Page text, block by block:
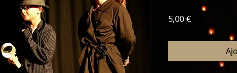
5,00 €Prix